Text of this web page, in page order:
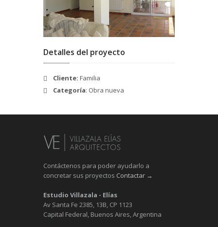
Detalles del proyecto
Cliente: Familia
Categoría: Obra nueva
Contáctenos para poder ayudarlo a
concretar sus proyectos Contactar →
Estudio Villazala - Elías
Av Santa Fe 2385, 13B, CP 1123
Capital Federal, Buenos Aires, Argentina